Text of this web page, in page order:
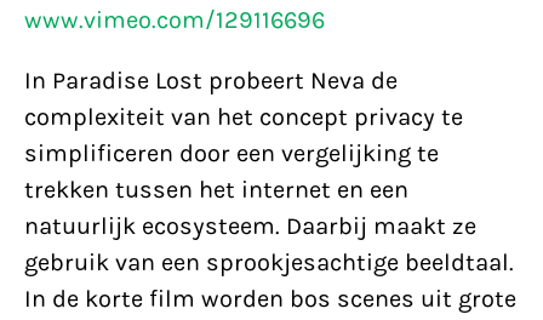
www.vimeo.com/129116696
In Paradise Lost probeert Neva de
complexiteit van het concept privacy te
simplificeren door een vergelijking te
trekken tussen het internet en een
natuurlijk ecosysteem. Daarbij maakt ze
gebruik van een sprookjesachtige beeldtaal.
In de korte film worden bos scenes uit grote